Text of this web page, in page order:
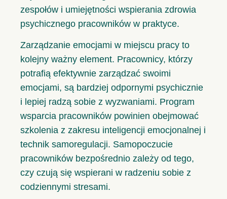
zespołów i umiejętności wspierania zdrowia
psychicznego pracowników w praktyce.
Zarządzanie emocjami w miejscu pracy to
kolejny ważny element. Pracownicy, którzy
potrafią efektywnie zarządzać swoimi
emocjami, są bardziej odpornymi psychicznie
i lepiej radzą sobie z wyzwaniami. Program
wsparcia pracowników powinien obejmować
szkolenia z zakresu inteligencji emocjonalnej i
technik samoregulacji. Samopoczucie
pracowników bezpośrednio zależy od tego,
czy czują się wspierani w radzeniu sobie z
codziennymi stresami.